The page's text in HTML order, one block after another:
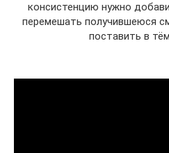
консистенцию нужно
перемешать получившеюся
поставить в